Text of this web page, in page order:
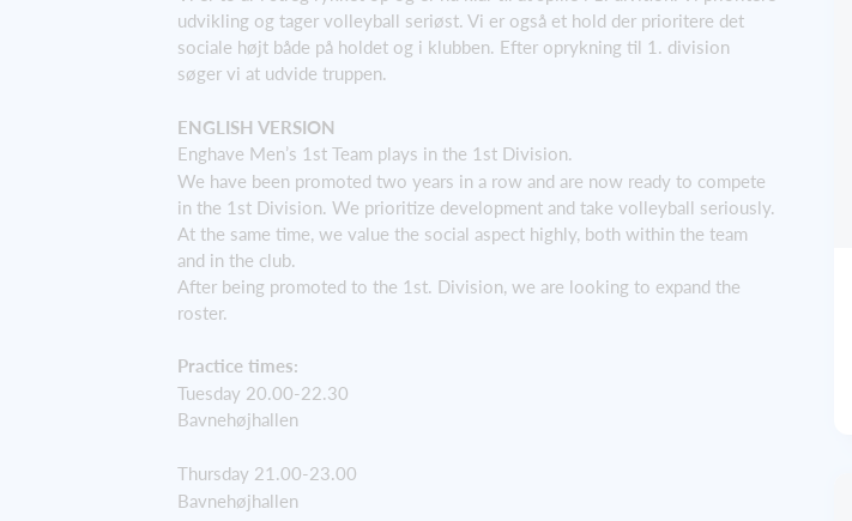
udvikling og tager volleyball seriøst. Vi er også et hold der prioritere det
sociale højt både på holdet og i klubben. Efter oprykning til 1. division
søger vi at udvide truppen.
ENGLISH VERSION
Enghave Men’s 1st Team plays in the 1st Division.
We have been promoted two years in a row and are now ready to compete
in the 1st Division. We prioritize development and take volleyball seriously.
At the same time, we value the social aspect highly, both within the team
and in the club.
After being promoted to the 1st. Division, we are looking to expand the
roster.
Practice times:
Tuesday 20.00-22.30
Bavnehøjhallen
Thursday 21.00-23.00
Bavnehøjhallen